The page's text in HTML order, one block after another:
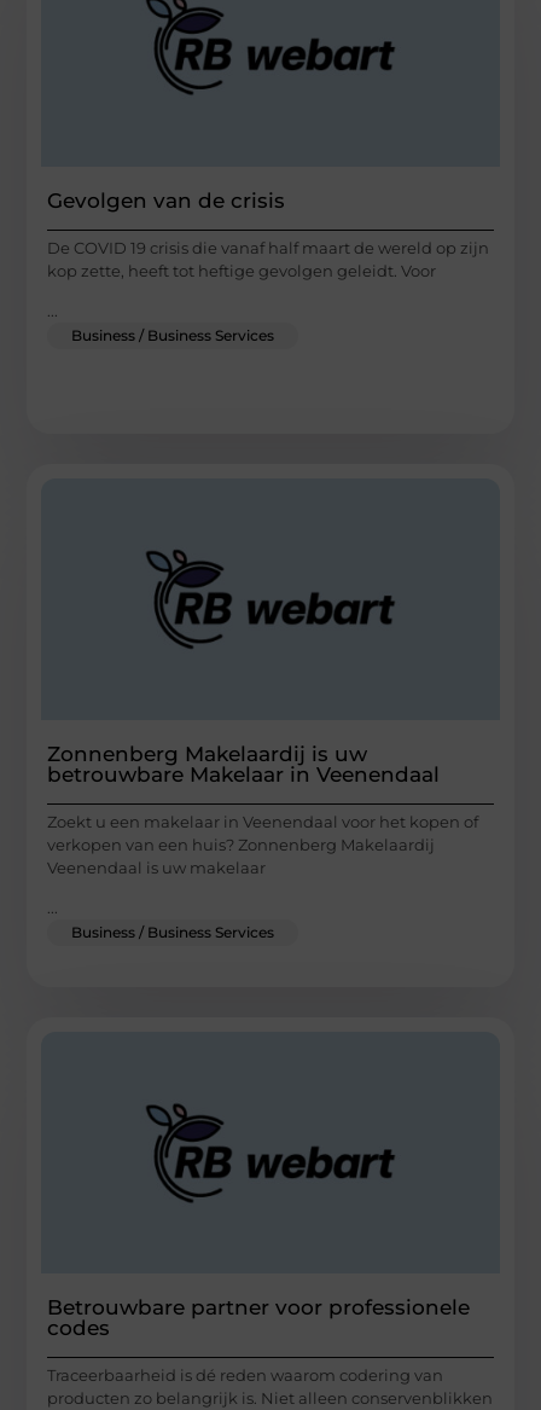
Gevolgen van de crisis
De COVID 19 crisis die vanaf half maart de wereld op zijn
kop zette, heeft tot heftige gevolgen geleidt. Voor
Business / Business Services
Zonnenberg Makelaardij is uw
betrouwbare Makelaar in Veenendaal
Zoekt u een makelaar in Veenendaal voor het kopen of
verkopen van een huis? Zonnenberg Makelaardij
Veenendaal is uw makelaar
...
Business / Business Services
Betrouwbare partner voor professionele
codes
Traceerbaarheid is dé reden waarom codering van
producten zo belangrijk is. Niet alleen conservenblikken